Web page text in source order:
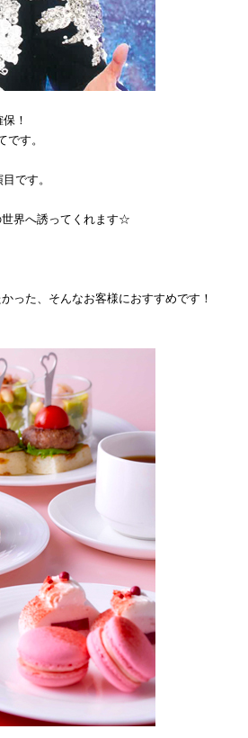
！
す。
です。
世界へ誘ってくれます☆
った、そんなお客様におすすめです！